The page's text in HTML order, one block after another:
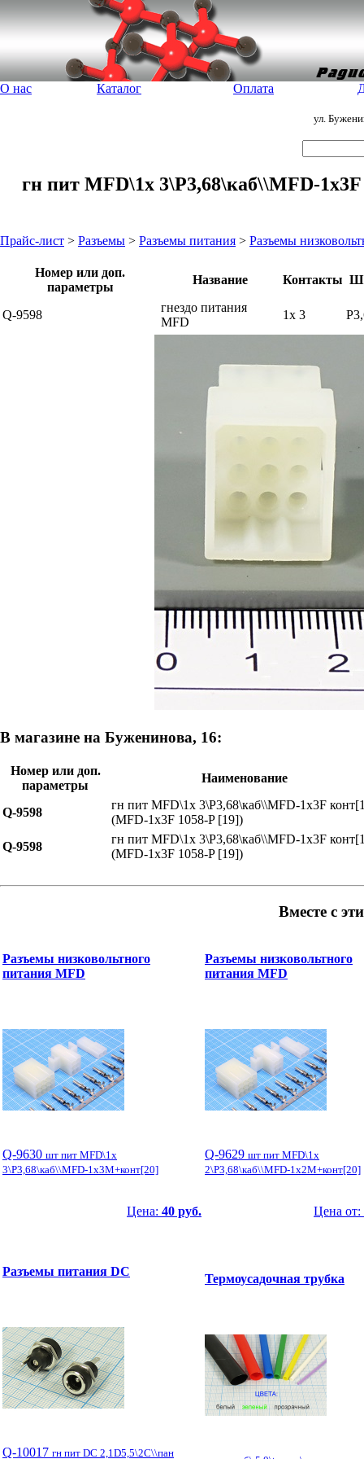
О нас Каталог Оплата
ул.
гн пит MFD\1x 3\P3,68\каб\\MFD-
Прайс-лист > Разъемы > Разъемы питания > Разъемы
Номер или доп.
параметры
Название Контакты
Q-9598
гнездо питания
MFD
1x 3
В магазине на Буженинова, 16:
Номер или доп.
параметры
Наименование
Q-9598
гн пит MFD\1x 3\P3,68\каб\\MFD-1x3F
(MFD-1x3F 1058-P [19])
Q-9598
гн пит MFD\1x 3\P3,68\каб\\MFD-1x3F
(MFD-1x3F 1058-P [19])
Вместе с
Разъемы низковольтного
питания MFD
Q-9630 шт пит MFD\1x
3\P3,68\каб\\MFD-1x3M+конт[20]
Цена: 40 руб.
Разъемы низковольтного
питания MFD
Q-9629 шт пит MFD\1x
2\P3,68\каб\\MFD-1x2M+конт[20]
Цена от:
Разъемы питания DC
Q-10017 гн пит DC 2,1D5,5\2C\\пан
Термоусадочная трубка